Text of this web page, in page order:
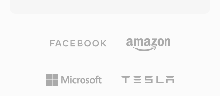
với các codec lossy cũ, siêu dữ liệu phong phú
qua cấu trúc atom MP4 (ảnh bìa, chương, lời
trình lossy lẫn lossless.
nén trên Windows và định dạng trao đổi được
hành, trình chỉnh sửa âm thanh và trình phát
media hiện có. Tệp WAV chất lượng CD sử